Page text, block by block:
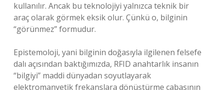
kullanılır. Ancak bu teknolojiyi yalnızca teknik bir
araç olarak görmek eksik olur. Çünkü o, bilginin
“görünmez” formudur.
Epistemoloji, yani bilginin doğasıyla ilgilenen felsefe
dalı açısından baktığımızda, RFID anahtarlık insanın
“bilgiyi” maddi dünyadan soyutlayarak
elektromanyetik frekanslara dönüştürme çabasının